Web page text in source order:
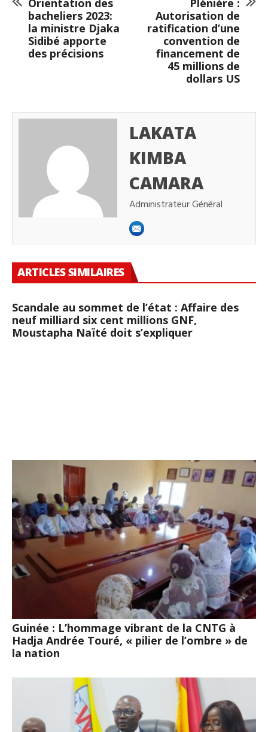
Orientation des
bacheliers 2023:
la ministre Djaka
Sidibé apporte
des précisions
Plénière :
Autorisation de
ratification d’une
convention de
financement de
45 millions de
dollars US
LAKATA
KIMBA
CAMARA
Administrateur Général
ARTICLES SIMILAIRES
Scandale au sommet de l’état : Affaire des
neuf milliard six cent millions GNF,
Moustapha Naïté doit s’expliquer
Guinée : L’hommage vibrant de la CNTG à
Hadja Andrée Touré, « pilier de l’ombre » de
la nation